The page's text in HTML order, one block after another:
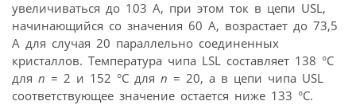
увеличиваться до 103 А, при этом ток в цепи USL,
начинающийся со значения 60 А, возрастает до 73,5
А для случая 20 параллельно соединенных
кристаллов. Температура чипа LSL составляет 138 °С
для n = 2 и 152 °С для n = 20, а в цепи чипа USL
соответствующее значение остается ниже 133 °С.